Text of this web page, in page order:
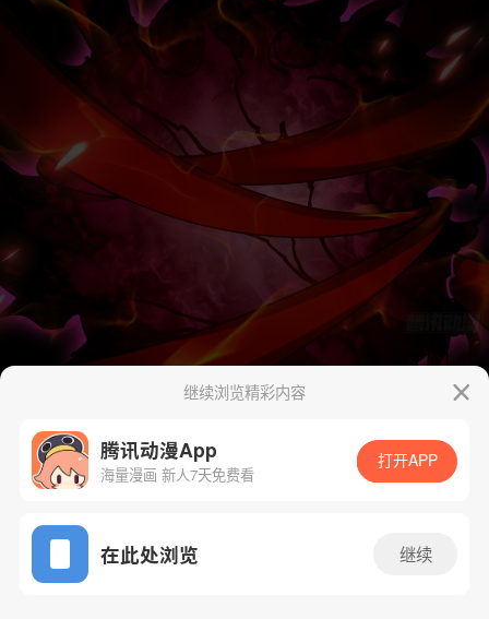
App免费看
继续浏览精彩内容
腾讯动漫App
海量漫画 新人7天免费看
打开APP
在此处浏览 继续